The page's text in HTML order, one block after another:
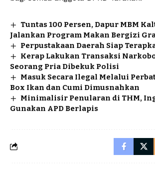
Tuntas 100 Persen, Dapur MBM
Jalankan Program Makan Bergizi
Perpustakaan Daerah Siap
Kerap Lakukan Transaksi
Seorang Pria Dibekuk Polisi
Masuk Secara Ilegal Melalui
Box Ikan dan Cumi Dimusnahkan
Minimalisir Penularan di THM,
Gunakan APD Berlapis